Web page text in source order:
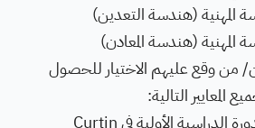
المهنية (هندسة التعدين)
المهنية (هندسة المعادن)
من وقع عليهم الاختيار للحصول
المعايير التالية:
يظل مسجلاً في الدورة الدراسية الأولية في Curtin